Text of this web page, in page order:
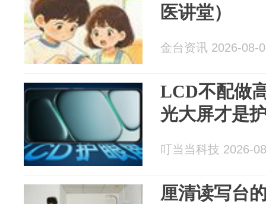
医讲堂）
金台资讯 2026-08-
LCD不配做
光大屏才是
叮当当科技 2026-
厘清读写台